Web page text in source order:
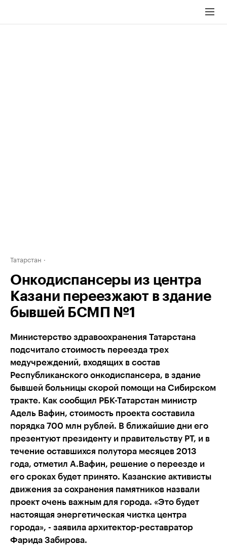
Татарстан
Онкодиспансеры из центра
Казани переезжают в здание
бывшей БСМП №1
Министерство здравоохранения Татарстана
подсчитало стоимость переезда трех
медучреждений, входящих в состав
Республиканского онкодиспансера, в здание
бывшей больницы скорой помощи на Сибирском
тракте. Как сообщил РБК-Татарстан министр
Адель Вафин, стоимость проекта составила
порядка 700 млн рублей. В ближайшие дни его
презентуют президенту и правительству РТ, и в
течение оставшихся полутора месяцев 2013
года, отметил А.Вафин, решение о переезде и
его сроках будет принято. Казанские активисты
движения за сохранения памятников назвали
проект очень важным для города. «Это будет
настоящая энергетическая чистка центра
города», - заявила архитектор-реставратор
Фарида Забирова.